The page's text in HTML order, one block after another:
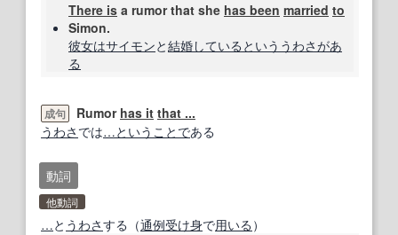
There is a rumor that she has been married to
Simon.
彼女はサイモンと結婚している という うわさがあ
る
成句 Rumor has it that ...
うわさ では…ということである
動詞
他動詞
…と うわさする（通例受け身で用いる ）